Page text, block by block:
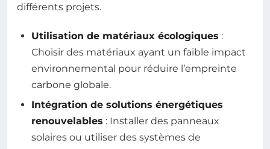
différents projets.
Utilisation de matériaux écologiques :
Choisir des matériaux ayant un faible impact
environnemental pour réduire l’empreinte
carbone globale.
Intégration de solutions énergétiques
renouvelables : Installer des panneaux
solaires ou utiliser des systèmes de